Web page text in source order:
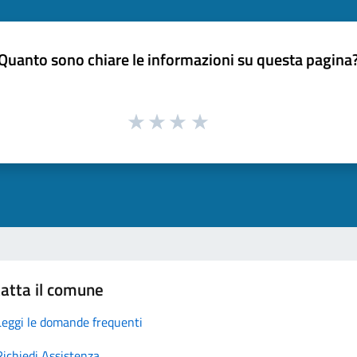
sono chiare le informazioni su questa
il comune
le domande frequenti